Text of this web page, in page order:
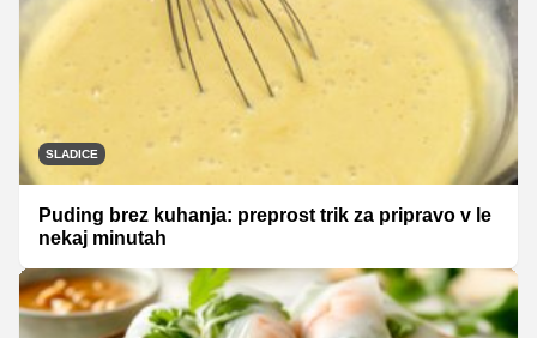
SLADICE
Puding brez kuhanja: preprost trik za pripravo v le
nekaj minutah